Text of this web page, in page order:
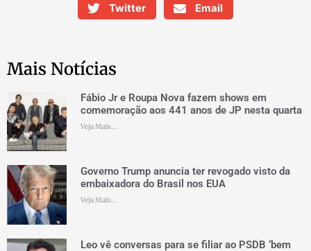
Twitter Email
Mais Notícias
Fábio Jr e Roupa Nova fazem shows em
comemoração aos 441 anos de JP nesta quarta
Veja Mais...
Governo Trump anuncia ter revogado visto da
embaixadora do Brasil nos EUA
Veja Mais...
Leo vê conversas para se filiar ao PSDB ‘bem